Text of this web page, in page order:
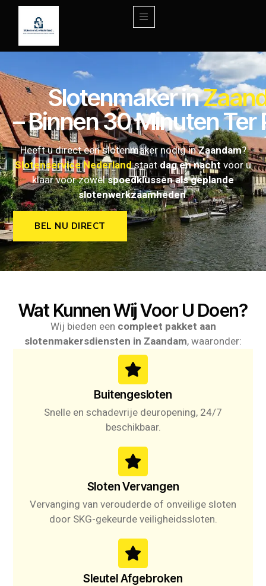
Slotenmaker in
– Binnen 30 Minuten Ter
Heeft u direct een slotenmaker nodig inZaandam?
Slotenservice Nederlandstaatdag en nacht voor u
klaar voor zowelspoedklussen als geplande
slotenwerkzaamheden.
BEL NU DIRECT
Wat Kunnen Wij Voor U Doen?
Wij bieden een compleet pakket aan
slotenmakersdiensten in Zaandam, waaronder:
Buitengesloten
Snelle en schadevrije deuropening, 24/7
beschikbaar.
Sloten Vervangen
Vervanging van verouderde of onveilige sloten
door SKG-gekeurde veiligheidssloten.
Sleutel Afgebroken